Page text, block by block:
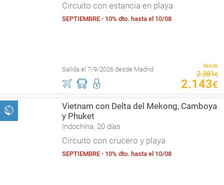
Circuito con estancia en playa
SEPTIEMBRE - 10% dto. hasta el 10/08
Salida el 7/9/2026 desde Madrid desde
2.381€
2.143€
Vietnam con Delta del Mekong, Camboya
y Phuket
Indochina, 20 días
Circuito con crucero y playa
SEPTIEMBRE - 10% dto. hasta el 10/08